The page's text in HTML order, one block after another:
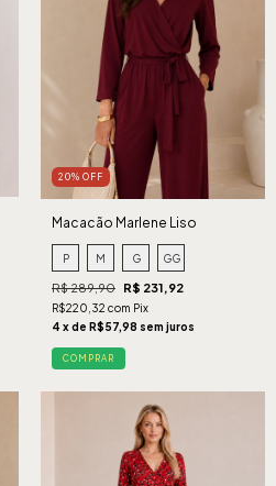
20% OFF
Macacão Marlene Liso
Cabernet
P M G GG
R$ 289,90 R$ 231,92
R$220,32 com Pix
4 x de R$57,98 sem juros
COMPRAR